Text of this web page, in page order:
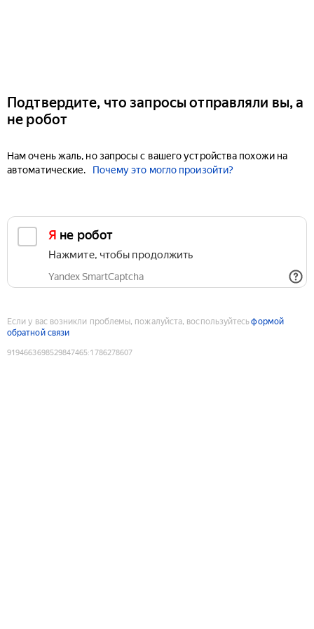
Подтвердите, что запросы отправляли вы, а
не робот
Нам очень жаль, но запросы с вашего устройства похожи на
автоматические.
Почему это могло произойти?
Я не робот
Нажмите, чтобы продолжить
Yandex SmartCaptcha
Если у вас возникли проблемы, пожалуйста, воспользуйтесьформой
обратной связи
9194663698529847465:1786278607